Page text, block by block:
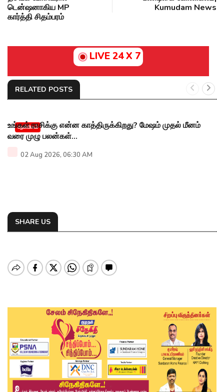
டென்ஷனாகிய MP
கார்த்தி சிதம்பரம்
Kumudam News
LIVE 24 X 7
RELATED POSTS
ஆன்மிகம்
உங்கள் ராசிக்கு என்ன காத்திருக்கிறது? மேஷம் முதல் மீனம்
வரை முழு பலன்கள்...
02 Aug 2026, 06:30 AM
SHARE US